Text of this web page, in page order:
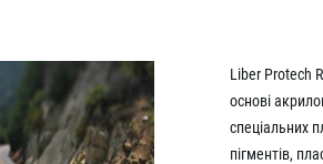
Liber Protech
основі
спеціальних
пігментів,